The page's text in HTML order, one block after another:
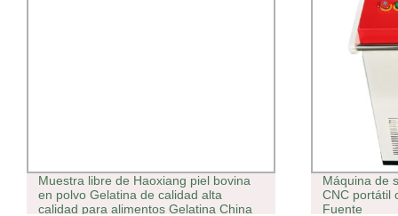
Muestra libre de Haoxiang piel bovina
en polvo Gelatina de calidad alta
calidad para alimentos Gelatina China
Máquina de
CNC portátil
Fuente